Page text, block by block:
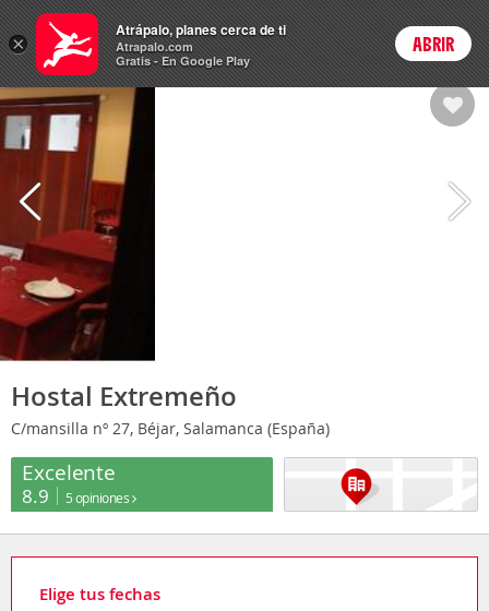
Hoteles Login
Hostal Extremeño
C/mansilla nº 27, Béjar, Salamanca (España)
Excelente
8.9 5 opiniones
Elige tus fechas
×
Atrápalo, planes cerca de ti
Atrapalo.com
Gratis - En Google Play
ABRIR